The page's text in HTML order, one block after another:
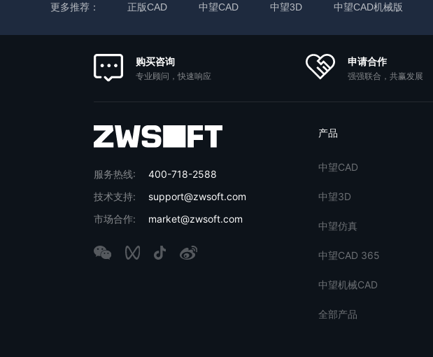
更多推荐： 正版CAD 中望CAD 中望3D 中望CAD机械版
购买咨询
专业顾问，快速响应
申请合作
强强联合，共赢发展
服务热线:
400-718-2588
技术支持:
support@zwsoft.com
市场合作:
market@zwsoft.com
产品
中望CAD
中望3D
中望仿真
中望CAD 365
中望机械CAD
全部产品